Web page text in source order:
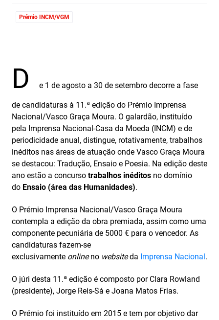
Prémio INCM/VGM
D e 1 de agosto a 30 de setembro decorre a fase
de candidaturas à 11.ª edição do Prémio Imprensa
Nacional/Vasco Graça Moura. O galardão, instituído
pela Imprensa Nacional-Casa da Moeda (INCM) e de
periodicidade anual, distingue, rotativamente, trabalhos
inéditos nas áreas de atuação onde Vasco Graça Moura
se destacou: Tradução, Ensaio e Poesia. Na edição deste
ano estão a concurso trabalhos inéditos no domínio
do Ensaio (área das Humanidades).
O Prémio Imprensa Nacional/Vasco Graça Moura
contempla a edição da obra premiada, assim como uma
componente pecuniária de 5000 € para o vencedor. As
candidaturas fazem-se
exclusivamente onlineno websiteda Imprensa Nacional.
O júri desta 11.ª edição é composto por Clara Rowland
(presidente), Jorge Reis-Sá e Joana Matos Frias.
O Prémio foi instituído em 2015 e tem por objetivo dar